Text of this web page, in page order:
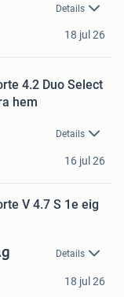
Details
18 jul 26
4.2 Duo Select
hem
Details
16 jul 26
V 4.7 S 1e eig
Details
18 jul 26